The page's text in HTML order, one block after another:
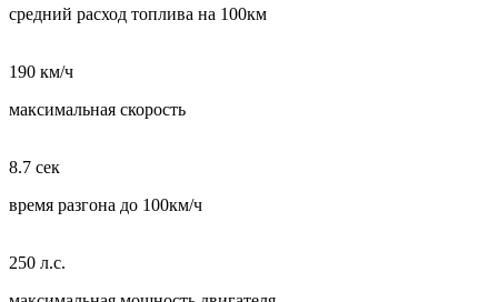
средний расход топлива на 100км
190 км/ч
максимальная скорость
8.7 сек
время разгона до 100км/ч
250 л.с.